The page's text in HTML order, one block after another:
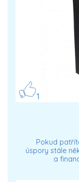
1
Pokud
úspory stále
a